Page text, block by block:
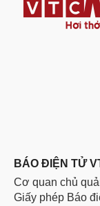
BÁO ĐIỆN TỬ
Cơ quan chủ
Giấy phép Báo